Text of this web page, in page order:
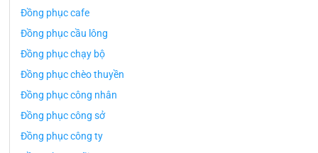
Đồng phục cafe
Đồng phục cầu lông
Đồng phục chạy bộ
Đồng phục chèo thuyền
Đồng phục công nhân
Đồng phục công sở
Đồng phục công ty